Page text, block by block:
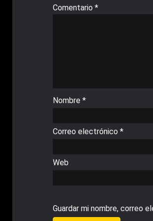
Comentario *
Nombre *
Correo electrónico *
Web
Guardar mi nombre, correo